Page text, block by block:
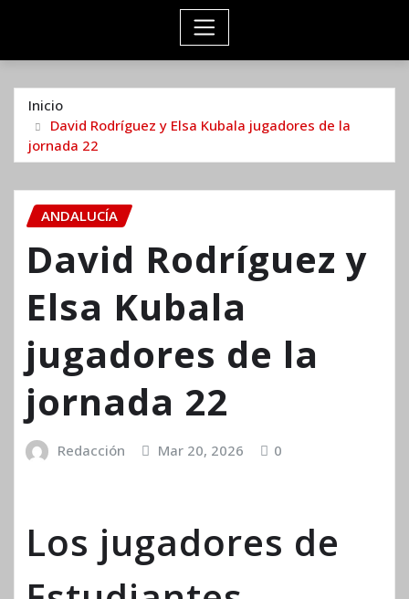
Inicio
David Rodríguez y Elsa Kubala jugadores de la
jornada 22
ANDALUCÍA
David Rodríguez y
Elsa Kubala
jugadores de la
jornada 22
Redacción Mar 20, 2026 0
Los jugadores de